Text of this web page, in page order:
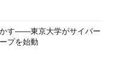
す――東京大学がサイバー
プを始動